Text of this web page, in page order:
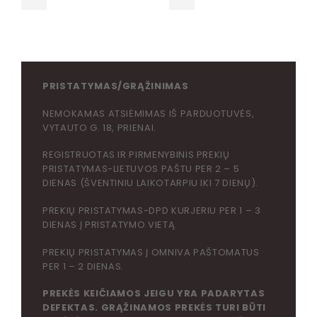
PRISTATYMAS/GRĄŽINIMAS
NEMOKAMAS ATSIĖMIMAS IŠ PARDUOTUVĖS,
VYTAUTO G. 18, PRIENAI.
REGISTRUOTAS IR PIRMENYBINIS PREKIŲ
PRISTATYMAS-LIETUVOS PAŠTU PER 2 – 5
DIENAS (ŠVENTINIU LAIKOTARPIU IKI 7 DIENŲ).
PREKIŲ PRISTATYMAS-DPD KURJERIU PER 1 – 3
DIENAS Į PRISTATYMO VIETĄ.
PREKIŲ PRISTATYMAS Į OMNIVA PAŠTOMATUS
PER 1 – 2 DIENAS.
PREKĖS KEIČIAMOS JEIGU YRA PADARYTAS
DEFEKTAS. GRĄŽINAMOS PREKĖS TURI BŪTI